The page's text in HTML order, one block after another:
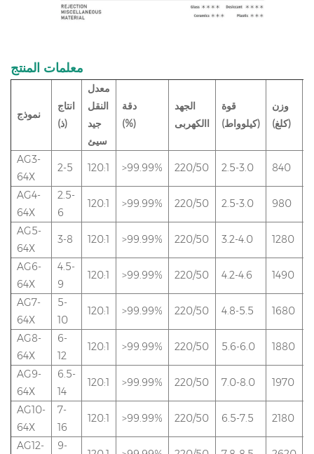
معلمات المنتج
نموذج
انتاج
(ذ)
معدل
النقل
جيد
سيئ
دقة
(%)
الجهد
االكهربى
قوة
(كيلوواط)
وزن
(كلغ)
AG3-
64X
2-5 120:1 >99.99% 220/50 2.5-3.0 840
AG4-
64X
2.5-
6
120:1 >99.99% 220/50 2.5-3.0 980
AG5-
64X
3-8 120:1 >99.99% 220/50 3.2-4.0 1280
AG6-
64X
4.5-
9
120:1 >99.99% 220/50 4.2-4.6 1490
AG7-
64X
5-
10
120:1 >99.99% 220/50 4.8-5.5 1680
AG8-
64X
6-
12
120:1 >99.99% 220/50 5.6-6.0 1880
AG9-
64X
6.5-
14
120:1 >99.99% 220/50 7.0-8.0 1970
AG10-
64X
7-
16
120:1 >99.99% 220/50 6.5-7.5 2180
AG12- 9-